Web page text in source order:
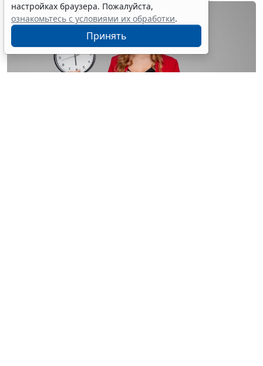
настройках браузера. Пожалуйста,
ознакомьтесь с условиями их обработки.
Принять